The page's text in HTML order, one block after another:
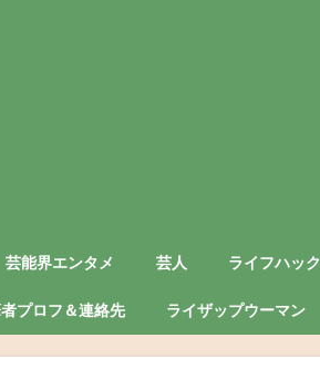
芸能界エンタメ 芸人 ライフハック
プロフ＆連絡先 ライザップウーマン